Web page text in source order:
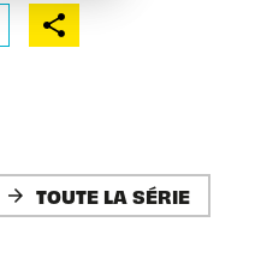
arrow_forward TOUTE LA SÉRIE